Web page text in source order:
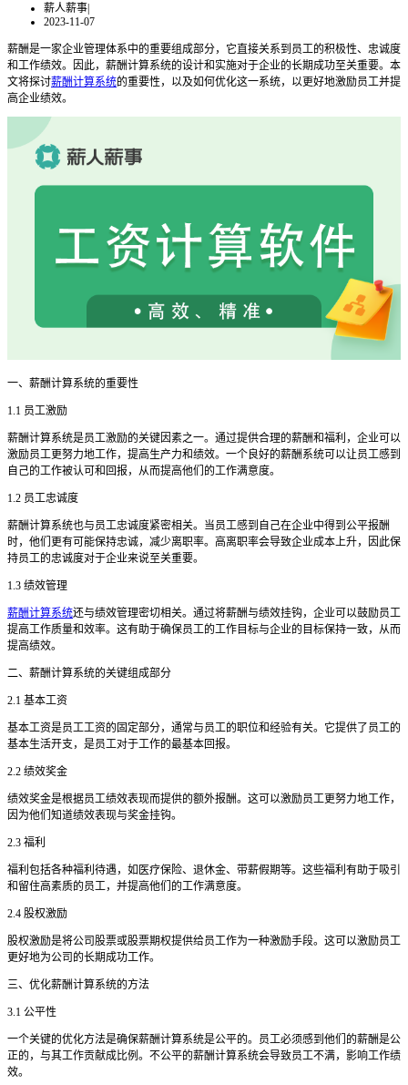
薪人薪事|
2023-11-07
薪酬是一家企业管理体系中的重要组成部分，它直接关系到员工的积极性、忠诚度
和工作绩效。因此，薪酬计算系统的设计和实施对于企业的长期成功至关重要。本
文将探讨薪酬计算系统的重要性，以及如何优化这一系统，以更好地激励员工并提
高企业绩效。
一、薪酬计算系统的重要性
1.1 员工激励
薪酬计算系统是员工激励的关键因素之一。通过提供合理的薪酬和福利，企业可以
激励员工更努力地工作，提高生产力和绩效。一个良好的薪酬系统可以让员工感到
自己的工作被认可和回报，从而提高他们的工作满意度。
1.2 员工忠诚度
薪酬计算系统也与员工忠诚度紧密相关。当员工感到自己在企业中得到公平报酬
时，他们更有可能保持忠诚，减少离职率。高离职率会导致企业成本上升，因此保
持员工的忠诚度对于企业来说至关重要。
1.3 绩效管理
薪酬计算系统还与绩效管理密切相关。通过将薪酬与绩效挂钩，企业可以鼓励员工
提高工作质量和效率。这有助于确保员工的工作目标与企业的目标保持一致，从而
提高绩效。
二、薪酬计算系统的关键组成部分
2.1 基本工资
基本工资是员工工资的固定部分，通常与员工的职位和经验有关。它提供了员工的
基本生活开支，是员工对于工作的最基本回报。
2.2 绩效奖金
绩效奖金是根据员工绩效表现而提供的额外报酬。这可以激励员工更努力地工作，
因为他们知道绩效表现与奖金挂钩。
2.3 福利
福利包括各种福利待遇，如医疗保险、退休金、带薪假期等。这些福利有助于吸引
和留住高素质的员工，并提高他们的工作满意度。
2.4 股权激励
股权激励是将公司股票或股票期权提供给员工作为一种激励手段。这可以激励员工
更好地为公司的长期成功工作。
三、优化薪酬计算系统的方法
3.1 公平性
一个关键的优化方法是确保薪酬计算系统是公平的。员工必须感到他们的薪酬是公
正的，与其工作贡献成比例。不公平的薪酬计算系统会导致员工不满，影响工作绩
效。